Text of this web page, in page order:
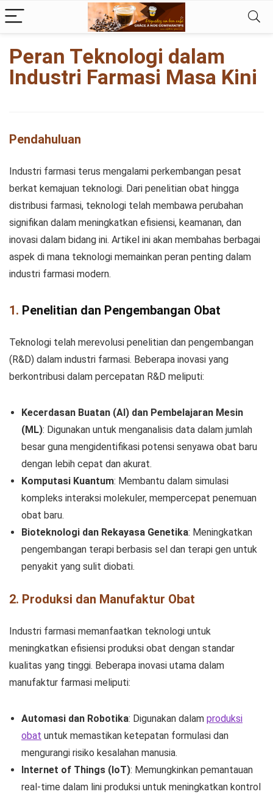
Peran Teknologi dalam
Industri Farmasi Masa Kini
Pendahuluan
Industri farmasi terus mengalami perkembangan pesat
berkat kemajuan teknologi. Dari penelitian obat hingga
distribusi farmasi, teknologi telah membawa perubahan
signifikan dalam meningkatkan efisiensi, keamanan, dan
inovasi dalam bidang ini. Artikel ini akan membahas berbagai
aspek di mana teknologi memainkan peran penting dalam
industri farmasi modern.
1. Penelitian dan Pengembangan Obat
Teknologi telah merevolusi penelitian dan pengembangan
(R&D) dalam industri farmasi. Beberapa inovasi yang
berkontribusi dalam percepatan R&D meliputi:
Kecerdasan Buatan (AI) dan Pembelajaran Mesin
(ML): Digunakan untuk menganalisis data dalam jumlah
besar guna mengidentifikasi potensi senyawa obat baru
dengan lebih cepat dan akurat.
Komputasi Kuantum: Membantu dalam simulasi
kompleks interaksi molekuler, mempercepat penemuan
obat baru.
Bioteknologi dan Rekayasa Genetika: Meningkatkan
pengembangan terapi berbasis sel dan terapi gen untuk
penyakit yang sulit diobati.
2. Produksi dan Manufaktur Obat
Industri farmasi memanfaatkan teknologi untuk
meningkatkan efisiensi produksi obat dengan standar
kualitas yang tinggi. Beberapa inovasi utama dalam
manufaktur farmasi meliputi:
Automasi dan Robotika: Digunakan dalam produksi
obat untuk memastikan ketepatan formulasi dan
mengurangi risiko kesalahan manusia.
Internet of Things (IoT): Memungkinkan pemantauan
real-time dalam lini produksi untuk meningkatkan kontrol